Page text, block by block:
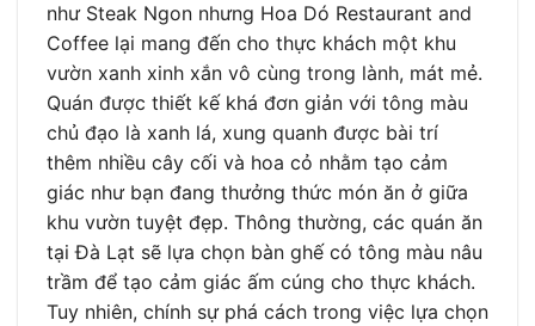
như Steak Ngon nhưng Hoa Dó Restaurant and
Coffee lại mang đến cho thực khách một khu
vườn xanh xinh xắn vô cùng trong lành, mát mẻ.
Quán được thiết kế khá đơn giản với tông màu
chủ đạo là xanh lá, xung quanh được bài trí
thêm nhiều cây cối và hoa cỏ nhằm tạo cảm
giác như bạn đang thưởng thức món ăn ở giữa
khu vườn tuyệt đẹp. Thông thường, các quán ăn
tại Đà Lạt sẽ lựa chọn bàn ghế có tông màu nâu
trầm để tạo cảm giác ấm cúng cho thực khách.
Tuy nhiên, chính sự phá cách trong việc lựa chọn